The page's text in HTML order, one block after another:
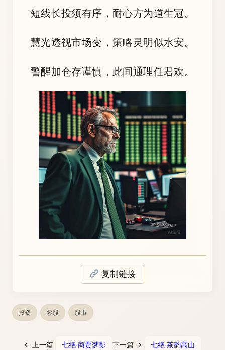
短线长投须有序，耐心方为道生冠。
慧光透视市场变，策略灵明似水安。
警醒加仓存谨慎，此间通理任君欢。
复制链接
投资 炒股 股市
← 上一篇 七绝·商贾梦影 下一篇 → 七绝·茶韵高山